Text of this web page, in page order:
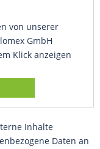
von unserer
GmbH
Klick anzeigen
Inhalte
Daten an